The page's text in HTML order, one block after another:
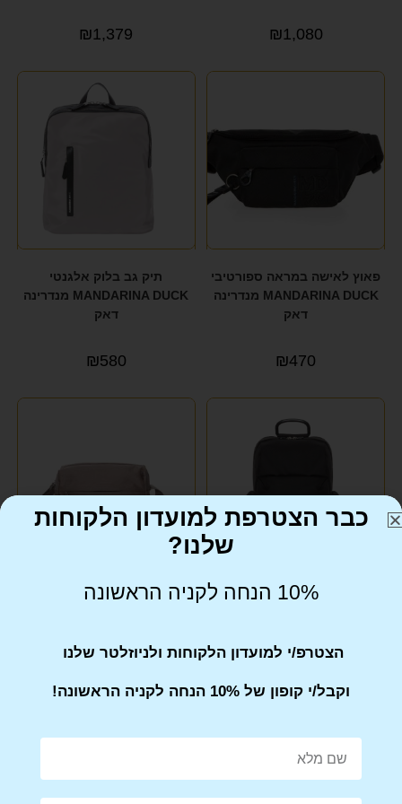
סמן קישורים
לאפס את כל האפשרויות
₪1,080
₪1,379
פאוץ לאישה במראה ספורטיבי
MANDARINA DUCK מנדרינה
דאק
₪470
תיק גב בלוק אלגנטי
MANDARINA DUCK מנדרינה
דאק
₪580
תיק גב במראה קלאסי
₪829
תיק צד לאישה MANDARINA
כבר הצטרפת למועדון הלקוחות
שלנו?
10% הנחה לקניה הראשונה
הצטרפ/י למועדון הלקוחות ולניוזלטר שלנו
וקבל/י קופון של 10% הנחה לקניה הראשונה!